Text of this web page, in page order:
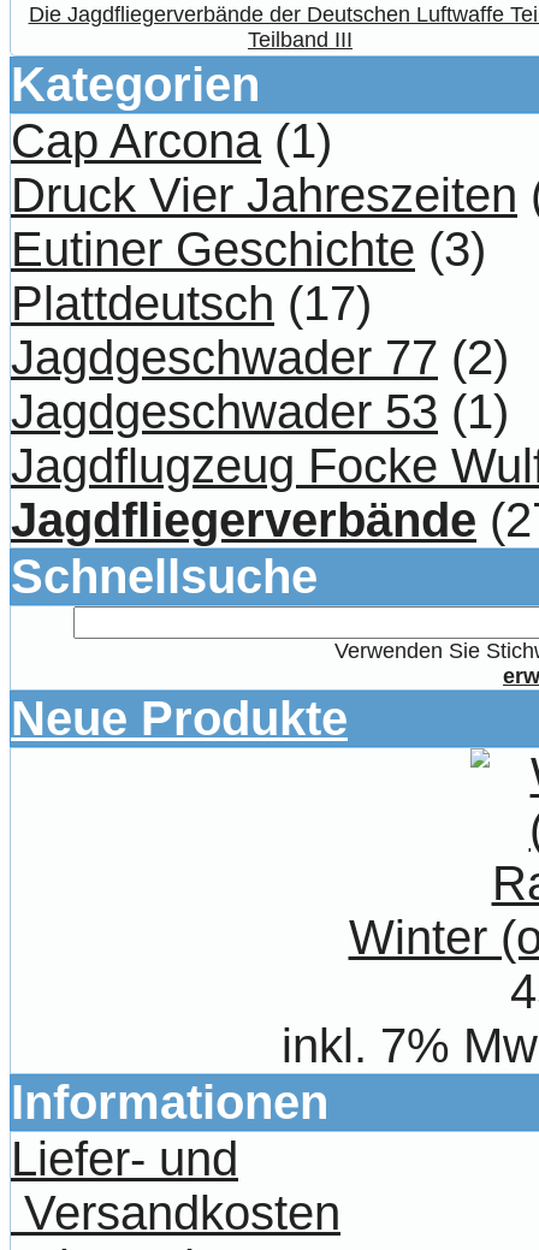
Die Jagdfliegerverbände der Deutschen Luftwaffe
Teilband III
Kategorien
Cap Arcona(1)
Druck Vier Jahreszeiten
Eutiner Geschichte (3)
Plattdeutsch (17)
Jagdgeschwader 77 (2)
Jagdgeschwader 53 (1)
Jagdflugzeug Focke
Jagdfliegerverbände
Schnellsuche
Verwenden Sie
Neue Produkte
Winter
inkl. 7%
Informationen
Liefer- und
Versandkosten